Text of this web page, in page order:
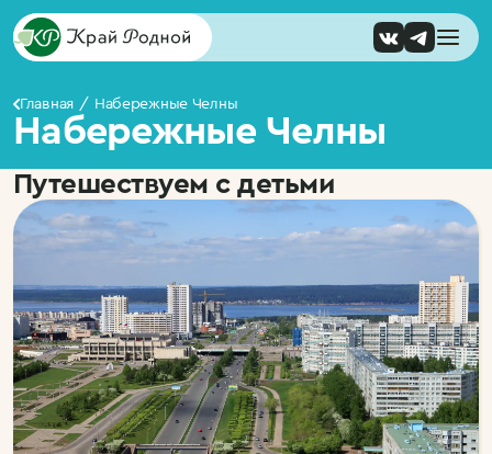
Главная Набережные Челны
Набережные Челны
Путешествуем с детьми